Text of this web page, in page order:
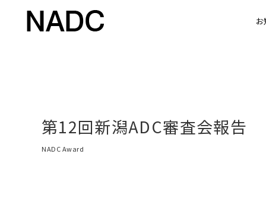
お
第12回新潟ADC審査会報告
NADC Award